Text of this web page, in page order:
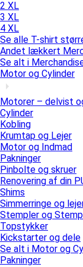
2 XL
3 XL
4 XL
Se alle T-shirt
Andet lækkert
Se alt i
Motor og Cylinder
Motorer – delvist
Cylinder
Kobling
Krumtap og Lejer
Motor og Indmad
Pakninger
Pinbolte og skruer
Renovering af din
Shims
Simmerringe og
Stempler og
Topstykker
Kickstarter og dele
Se alt i Motor og
Pakninger